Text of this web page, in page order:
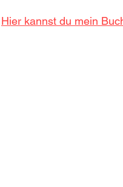
Hier kannst du mein